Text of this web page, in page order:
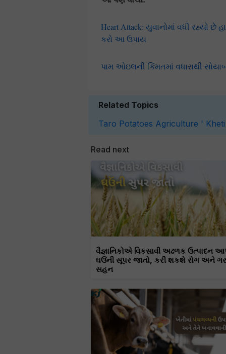
Heart Attack: યુવાનોમાં વધી રહ્યો છે
કરો આ ઉપાય
પામ ઓઇલની કિંમતમાં વધારાથી
Related Topics
Taro Potatoes Agriculture '
Read next
વૈજ્ઞાનિકોએ વિકસાવી અઢળક ઉત્પાદન
ઘઉંની સૂપર જાતો, કરી શકશે રોગ અને
સહન